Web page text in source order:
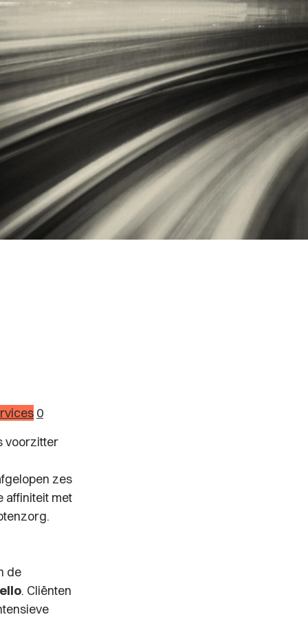
0
voorzitter
zes
affiniteit met
de
. Cliënten